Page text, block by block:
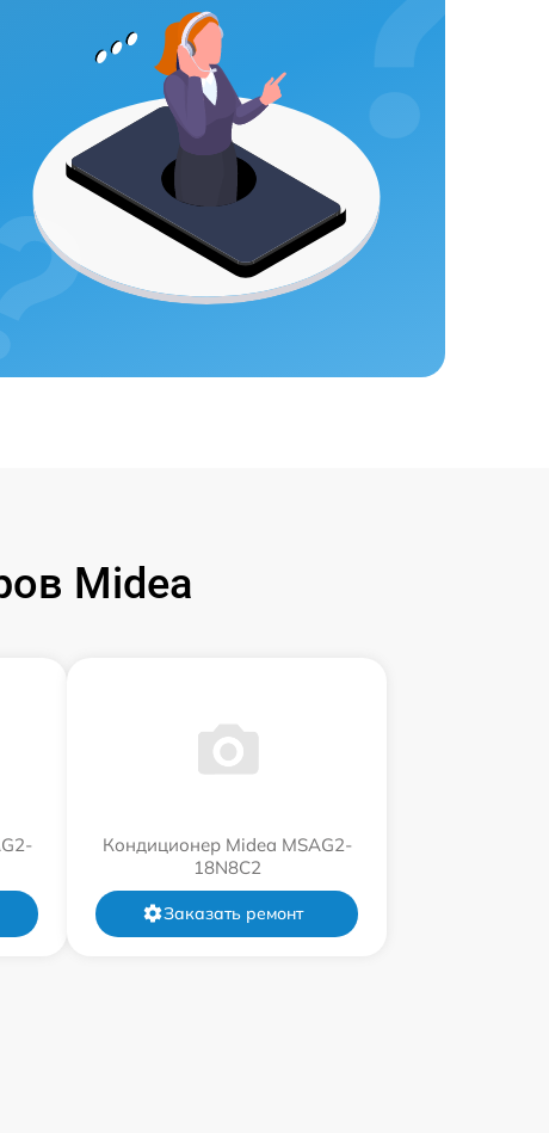
Midea
Кондиционер Midea MSAG2-
18N8C2
Заказать ремонт